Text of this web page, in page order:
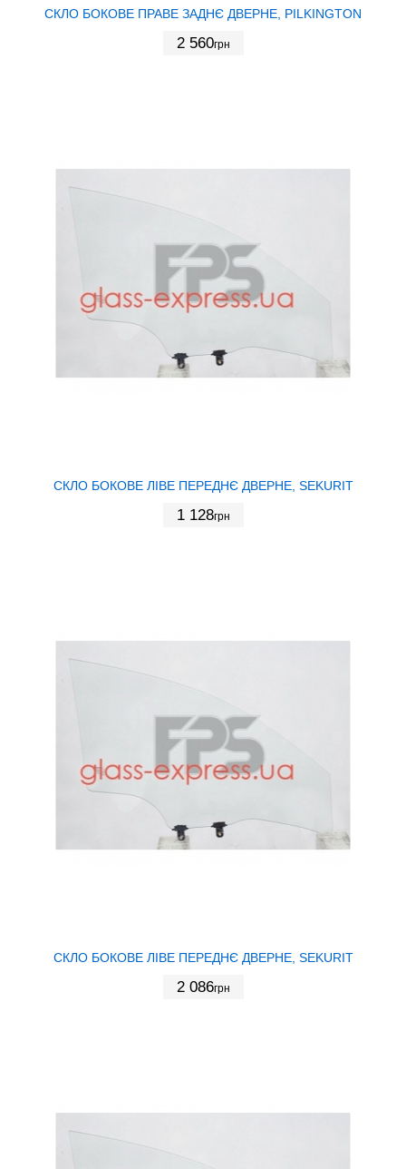
СКЛО БОКОВЕ ПРАВЕ ЗАДНЄ ДВЕРНЕ, PILKINGTON
2 560грн
СКЛО БОКОВЕ ЛІВЕ ПЕРЕДНЄ ДВЕРНЕ, SEKURIT
1 128грн
СКЛО БОКОВЕ ЛІВЕ ПЕРЕДНЄ ДВЕРНЕ, SEKURIT
2 086грн